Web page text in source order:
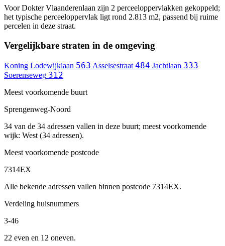
Voor Dokter Vlaanderenlaan zijn 2 perceeloppervlakken gekoppeld;
het typische perceeloppervlak ligt rond 2.813 m2, passend bij ruime
percelen in deze straat.
Vergelijkbare straten in de omgeving
Koning Lodewijklaan 563 Asselsestraat 484 Jachtlaan 333
Soerenseweg 312
Meest voorkomende buurt
Sprengenweg-Noord
34 van de 34 adressen vallen in deze buurt; meest voorkomende
wijk: West (34 adressen).
Meest voorkomende postcode
7314EX
Alle bekende adressen vallen binnen postcode 7314EX.
Verdeling huisnummers
3-46
22 even en 12 oneven.